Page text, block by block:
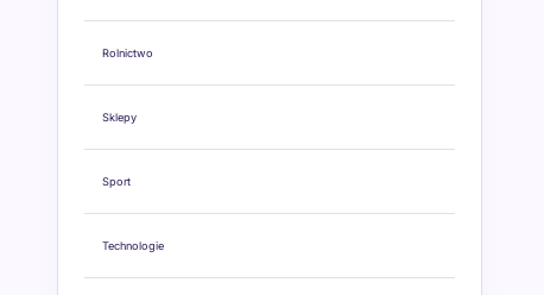
Rolnictwo
Sklepy
Sport
Technologie